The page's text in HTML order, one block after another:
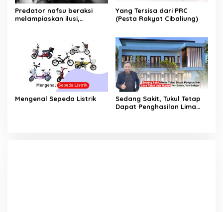
Predator nafsu beraksi
melampiaskan ilusi,
Yang Tersisa dari PRC
(Pesta Rakyat Cibaliung)
Mengenal Sepeda Listrik
Sedang Sakit, Tukul Tetap
Dapat Penghasilan Lima